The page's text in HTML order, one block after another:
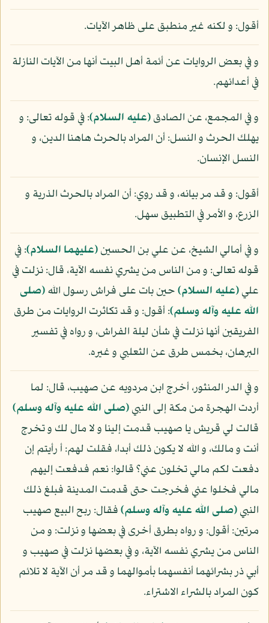
أقول: و لكنه غير منطبق على ظاهر الآيات.
و في بعض الروايات عن أئمة أهل البيت أنها من الآيات النازلة
في أعدائهم.
و في المجمع، عن الصادق(عليه السلام): في قوله تعالى: و
يهلك الحرث و النسل: أن المراد بالحرث هاهنا الدين، و
النسل الإنسان.
أقول: و قد مر بيانه، و قد روي: أن المراد بالحرث الذرية و
الزرع، و الأمر في التطبيق سهل.
و في أمالي الشيخ، عن علي بن الحسين(عليهما السلام): في
قوله تعالى: و من الناس من يشري نفسه الآية، قال: نزلت في
علي(عليه السلام)حين بات على فراش رسول الله(صلى
الله عليه وآله وسلم): أقول: و قد تكاثرت الروايات من طرق
الفريقين أنها نزلت في شأن ليلة الفراش، و رواه في تفسير
البرهان، بخمس طرق عن الثعلبي و غيره.
و في الدر المنثور، أخرج ابن مردويه عن صهيب، قال: لما
أردت الهجرة من مكة إلى النبي(صلى الله عليه وآله وسلم)
قالت لي قريش يا صهيب قدمت إلينا و لا مال لك و تخرج
أنت و مالك، و الله لا يكون ذلك أبدا، فقلت لهم: أ رأيتم إن
دفعت لكم مالي تخلون عني؟ قالوا: نعم فدفعت إليهم
مالي فخلوا عني فخرجت حتى قدمت المدينة فبلغ ذلك
النبي(صلى الله عليه وآله وسلم)فقال: ربح البيع صهيب
مرتين: أقول: و رواه بطرق أخرى في بعضها و نزلت: و من
الناس من يشري نفسه الآية، و في بعضها نزلت في صهيب و
أبي ذر بشرائهما أنفسهما بأموالهما و قد مر أن الآية لا تلائم
كون المراد بالشراء الاشتراء.